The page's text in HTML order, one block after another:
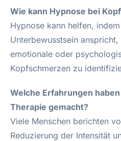
Wie kann Hypnose bei
Hypnose kann helfen,
Unterbewusstsein
emotionale oder
Kopfschmerzen zu
Welche Erfahrungen
Therapie gemacht?
Viele Menschen berichten
Reduzierung der Intensität